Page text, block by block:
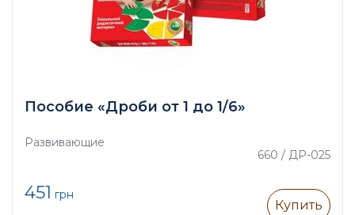
Пособие «Дроби от 1 до 1/6»
Развивающие
660 / ДР-025
451 грн
Купить